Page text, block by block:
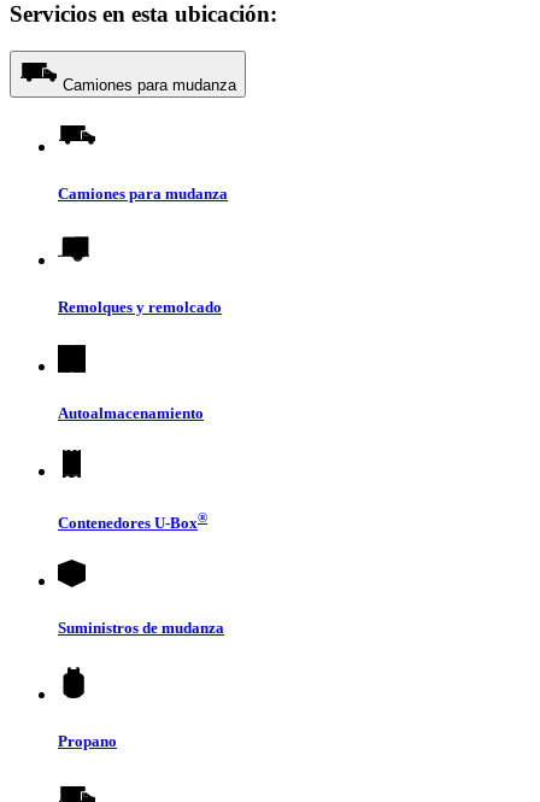
Servicios en esta ubicación:
Camiones para mudanza
Camiones para mudanza
Remolques y remolcado
Autoalmacenamiento
Contenedores U-Box®
Suministros de mudanza
Propano